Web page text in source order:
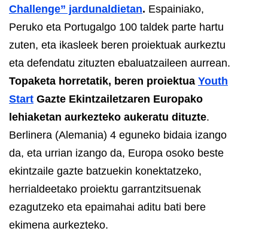
Challenge” jardunaldietan. Espainiako,
Peruko eta Portugalgo 100 taldek parte hartu
zuten, eta ikasleek beren proiektuak aurkeztu
eta defendatu zituzten ebaluatzaileen aurrean.
Topaketa horretatik, beren proiektua Youth
Start Gazte Ekintzailetzaren Europako
lehiaketan aurkezteko aukeratu dituzte.
Berlinera (Alemania) 4 eguneko bidaia izango
da, eta urrian izango da, Europa osoko beste
ekintzaile gazte batzuekin konektatzeko,
herrialdeetako proiektu garrantzitsuenak
ezagutzeko eta epaimahai aditu bati bere
ekimena aurkezteko.